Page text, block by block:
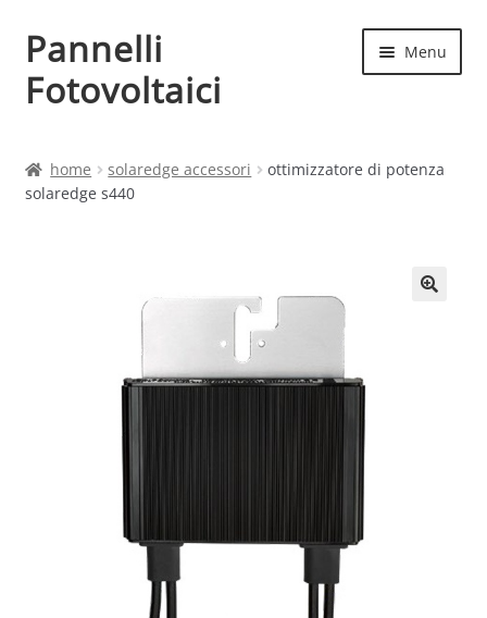
Vai
alla
navigazione
Vai
al
contenuto
Pannelli
Fotovoltaici
Menu
Cart
Sample Page
home solaredge accessori
ottimizzatore di potenza
solaredge s440